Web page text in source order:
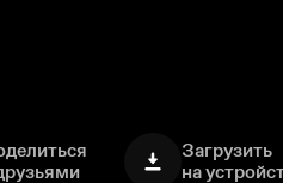
Загрузить
на